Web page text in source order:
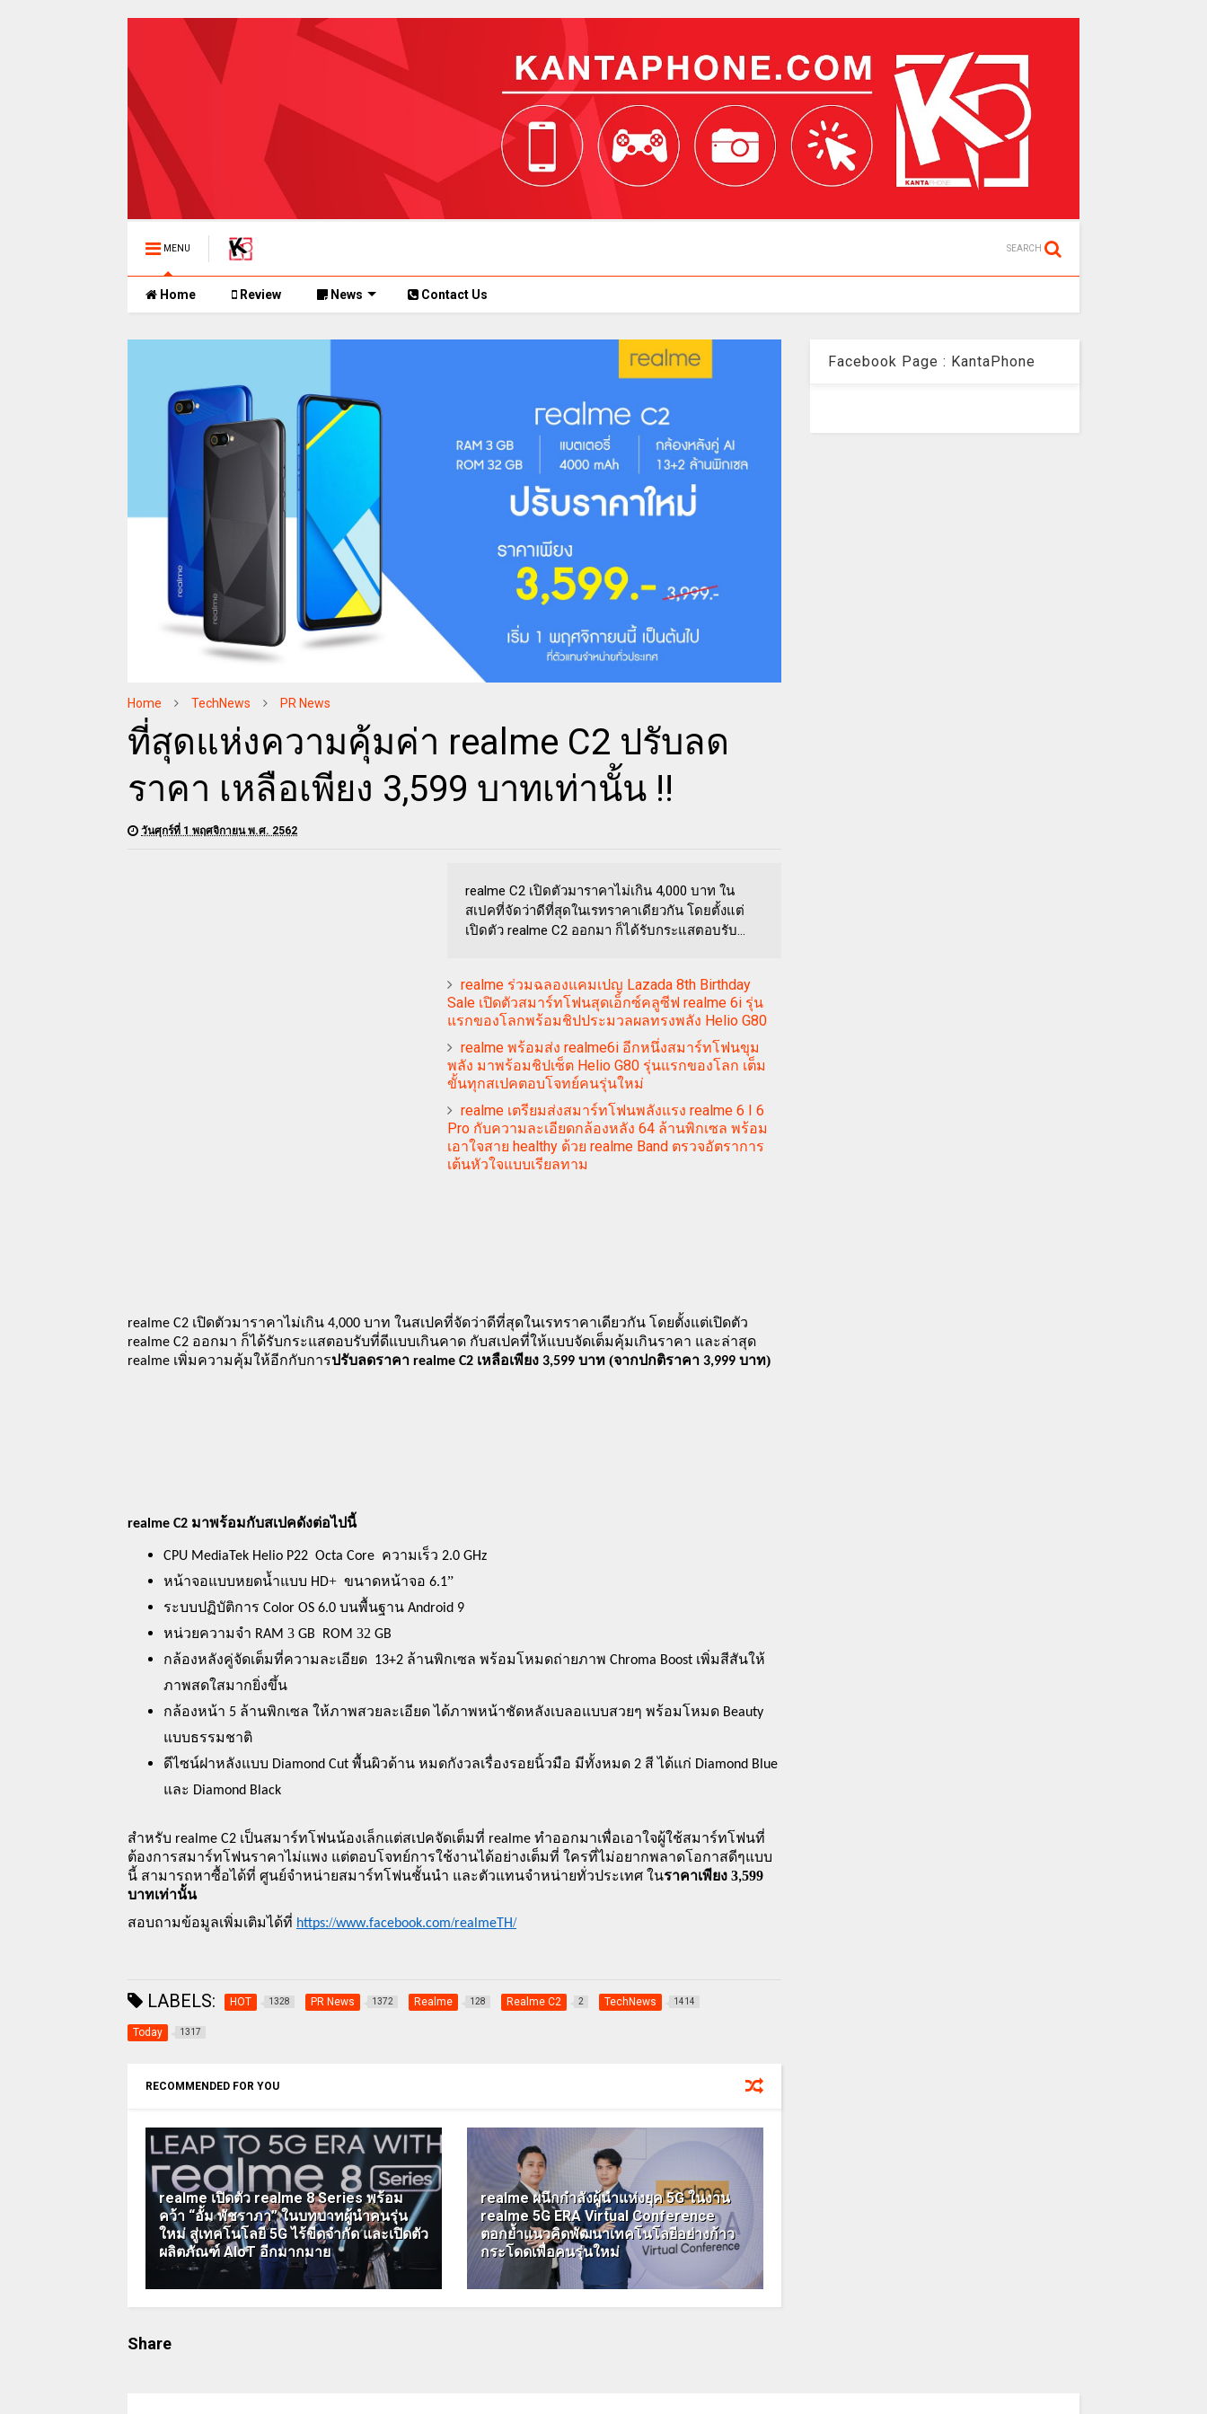
MENU SEARCH
Home Review News Contact Us
Home TechNews PR News
ที่สุดแห่งความคุ้มค่า realme C2 ปรับลด
ราคา เหลือเพียง 3,599 บาทเท่านั้น !!
วันศุกร์ที่ 1 พฤศจิกายน พ.ศ. 2562
realme C2 เปิดตัวมาราคาไม่เกิน 4,000 บาท ใน
สเปคที่จัดว่าดีที่สุดในเรทราคาเดียวกัน โดยตั้งแต่
เปิดตัว realme C2 ออกมา ก็ได้รับกระแสตอบรับ...
realme ร่วมฉลองแคมเปญ Lazada 8th Birthday
Sale เปิดตัวสมาร์ทโฟนสุดเอ็กซ์คลูซีฟ realme 6i รุ่น
แรกของโลกพร้อมชิปประมวลผลทรงพลัง Helio G80
realme พร้อมส่ง realme6i อีกหนึ่งสมาร์ทโฟนขุม
พลัง มาพร้อมชิปเซ็ต Helio G80 รุ่นแรกของโลก เต็ม
ขั้นทุกสเปคตอบโจทย์คนรุ่นใหม่
realme เตรียมส่งสมาร์ทโฟนพลังแรง realme 6 I 6
Pro กับความละเอียดกล้องหลัง 64 ล้านพิกเซล พร้อม
เอาใจสาย healthy ด้วย realme Band ตรวจอัตราการ
เต้นหัวใจแบบเรียลทาม
realme C2 เปิดตัวมาราคาไม่เกิน 4,000 บาท ในสเปคที่จัดว่าดีที่สุดในเรทราคาเดียวกัน โดยตั้งแต่เปิดตัว
realme C2 ออกมา ก็ได้รับกระแสตอบรับที่ดีแบบเกินคาด กับสเปคที่ให้แบบจัดเต็มคุ้มเกินราคา และล่าสุด
realme เพิ่มความคุ้มให้อีกกับการปรับลดราคา realme C2 เหลือเพียง 3,599 บาท (จากปกติราคา 3,999 บาท)
realme C2 มาพร้อมกับสเปคดังต่อไปนี้
CPU MediaTek Helio P22  Octa Core ความเร็ว 2.0 GHz
หน้าจอแบบหยดน้ำแบบ HD+ ขนาดหน้าจอ 6.1”
ระบบปฏิบัติการ Color OS 6.0 บนพื้นฐาน Android 9
หน่วยความจำ RAM 3 GB  ROM 32 GB
กล้องหลังคู่จัดเต็มที่ความละเอียด  13+2 ล้านพิกเซล พร้อมโหมดถ่ายภาพ Chroma Boost เพิ่มสีสันให้
ภาพสดใสมากยิ่งขึ้น
กล้องหน้า 5 ล้านพิกเซล ให้ภาพสวยละเอียด ได้ภาพหน้าชัดหลังเบลอแบบสวยๆ พร้อมโหมด Beauty
แบบธรรมชาติ
ดีไซน์ฝาหลังแบบ Diamond Cut พื้นผิวด้าน หมดกังวลเรื่องรอยนิ้วมือ มีทั้งหมด 2 สี ได้แก่ Diamond Blue
และ Diamond Black
สำหรับ realme C2 เป็นสมาร์ทโฟนน้องเล็กแต่สเปคจัดเต็มที่ realme ทำออกมาเพื่อเอาใจผู้ใช้สมาร์ทโฟนที่
ต้องการสมาร์ทโฟนราคาไม่แพง แต่ตอบโจทย์การใช้งานได้อย่างเต็มที่ ใครที่ไม่อยากพลาดโอกาสดีๆแบบ
นี้ สามารถหาซื้อได้ที่ ศูนย์จำหน่ายสมาร์ทโฟนชั้นนำ และตัวแทนจำหน่ายทั่วประเทศ ในราคาเพียง 3,599
บาทเท่านั้น
สอบถามข้อมูลเพิ่มเติมได้ที่ https://www.facebook.com/realmeTH/
LABELS: HOT 1328 PR News 1372 Realme 128 Realme C2 2 TechNews 1414
Today 1317
RECOMMENDED FOR YOU
realme เปิดตัว realme 8 Series พร้อม
คว้า “อั้ม พัชราภา” ในบทบาทผู้นำคนรุ่น
ใหม่ สู่เทคโนโลยี 5G ไร้ขีดจำกัด และเปิดตัว
ผลิตภัณฑ์ AIoT อีกมากมาย
realme ผนึกกำลังผู้นำแห่งยุค 5G ในงาน
realme 5G ERA Virtual Conference
ตอกย้ำแนวคิดพัฒนาเทคโนโลยีอย่างก้าว
กระโดดเพื่อคนรุ่นใหม่
Share
Facebook Page : KantaPhone